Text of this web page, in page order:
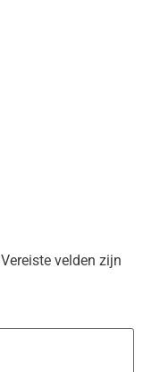
Vereiste velden zijn